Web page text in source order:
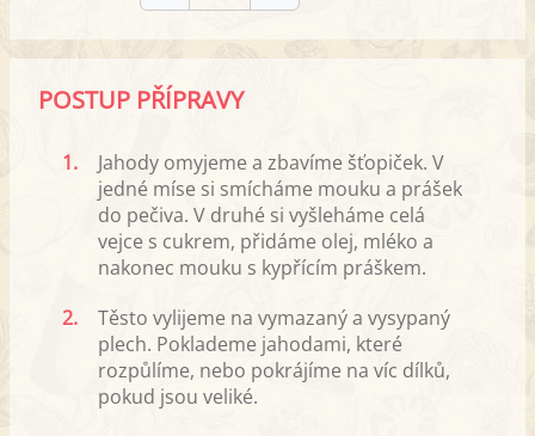
POSTUP PŘÍPRAVY
1.
Jahody omyjeme a zbavíme šťopiček. V
jedné míse si smícháme mouku a prášek
do pečiva. V druhé si vyšleháme celá
vejce s cukrem, přidáme olej, mléko a
nakonec mouku s kypřícím práškem.
2.
Těsto vylijeme na vymazaný a vysypaný
plech. Poklademe jahodami, které
rozpůlíme, nebo pokrájíme na víc dílků,
pokud jsou veliké.